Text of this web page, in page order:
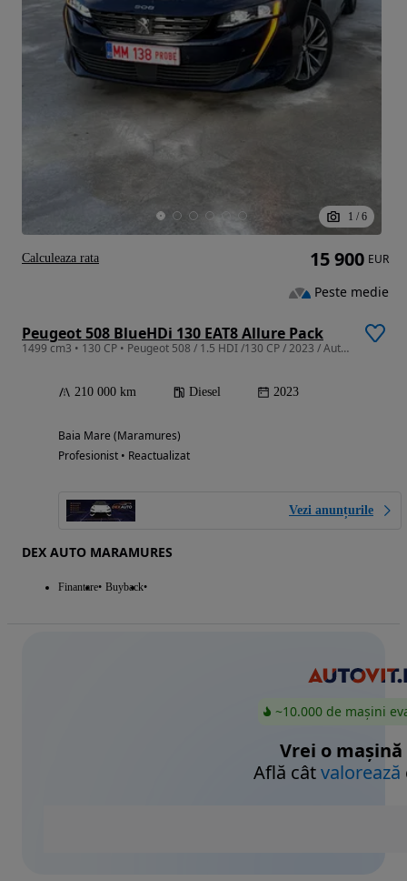
1 / 6
Peugeot 508 BlueHDi 130 EAT8 Allure Pack
1499 cm3 • 130 CP • Peugeot 508 / 1.5 HDI /130 CP / 2023 / Automat / 15900 euro
210 000 km Diesel 2023
Baia Mare (Maramures)
Profesionist • Reactualizat
Vezi anunțurile
DEX AUTO MARAMURES
Finantare Buyback
15 900 EUR
Peste medie
Calculeaza rata
~10.000 de mașini
Vrei o mașină
Află câtvalorează